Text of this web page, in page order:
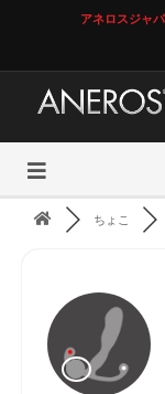
アネロスジャ
ちょこ